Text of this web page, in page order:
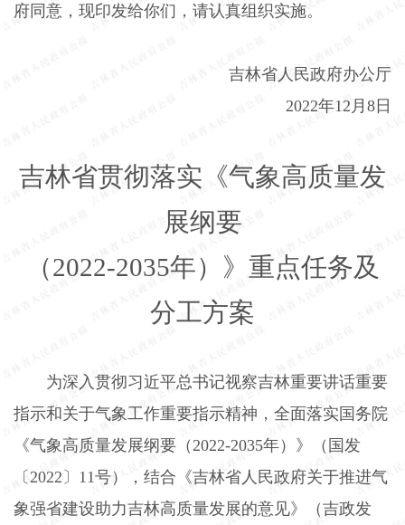
府同意，现印发给你们，请认真组织实施。
吉林省人民政府办公厅
2022年12 月 8日
吉林省贯彻落实《气象高质量发
展纲要
（2022-2035年）》重点任务及
分工方案
为深入贯彻习近平总书记视察吉林重要讲话重要
指示和关于气象工作重要指示精神，全面落实国务院
《气象高质量发展纲要（ 2022-2035年）》（国发
〔2022〕 11号），结合《吉林省人民政府关于推进气
象强省建设助力吉林高质量发展的意见》（吉政发